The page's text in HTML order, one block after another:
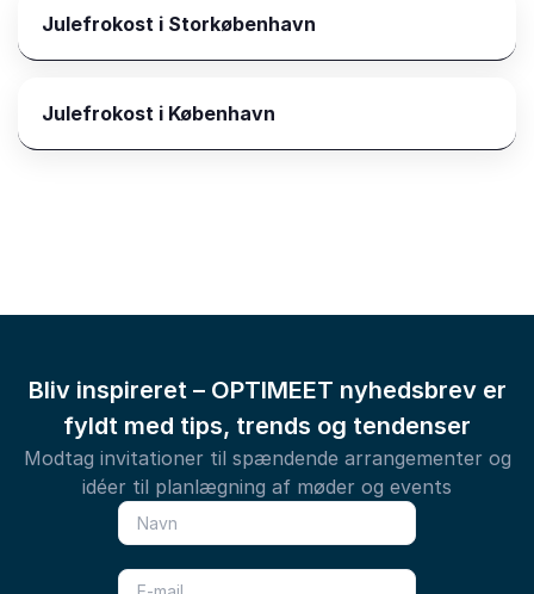
Julefrokost i Storkøbenhavn
Julefrokost i København
Bliv inspireret – OPTIMEET nyhedsbrev er
fyldt med tips, trends og tendenser
Modtag invitationer til spændende arrangementer og
idéer til planlægning af møder og events